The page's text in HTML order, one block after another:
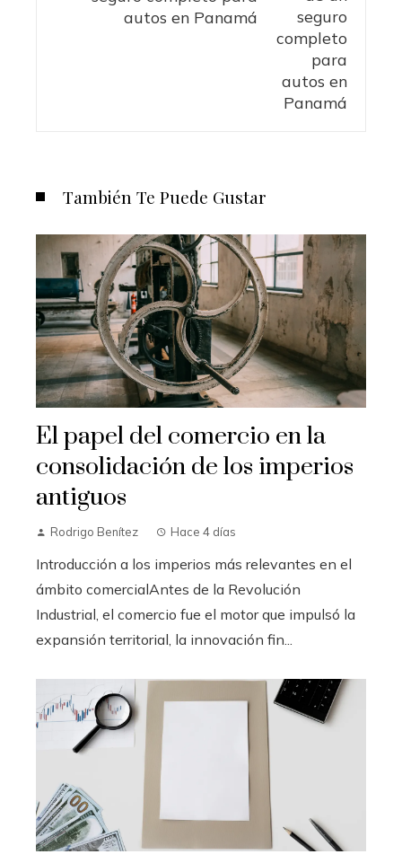
autos en Panamá
También Te Puede Gustar
El papel del comercio en la
consolidación de los imperios
antiguos
Rodrigo Benítez Hace 4 días
Introducción a los imperios más relevantes en el
ámbito comercialAntes de la Revolución
Industrial, el comercio fue el motor que impulsó la
expansión territorial, la innovación fin...